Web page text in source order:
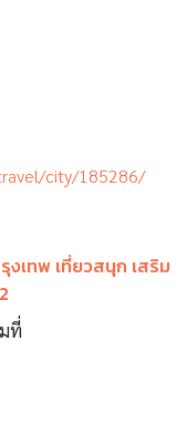
city/185286/
เทพ เที่ยวสนุก เสริม
ที่